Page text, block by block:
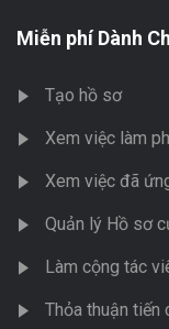
Miễn phí Dành
Tạo hồ sơ
Xem việc làm
Xem việc đã
Quản lý Hồ sơ
Làm cộng tác
Thỏa thuận tiến